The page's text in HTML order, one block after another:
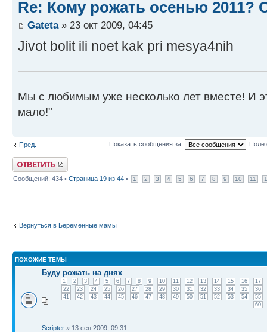
Re: Кому рожать осенью 2011?
Gateta» 23 окт 2009, 04:45
Jivot bolit ili noet kak pri mesya4nih
Мы с любимым уже несколько лет вместе! И
мало!"
Пред. Показать сообщения за: Поле
Ответить
Сообщений: 434 • Страница 19 из 44 • 1 2 3 4 5 6 7 8 9 10 11
Вернуться в Беременные мамы
ПОХОЖИЕ ТЕМЫ
Буду рожать на днях
1 2 3 4 5 6 7 8 9 10 11 12 13 14 15 16
17
22
23 24 25 26 27 28 29 30 31 32 33 34 35
36
41
42 43 44 45 46 47 48 49 50 51 52 53 54
55
60
Scripter » 13 сен 2009, 09:31